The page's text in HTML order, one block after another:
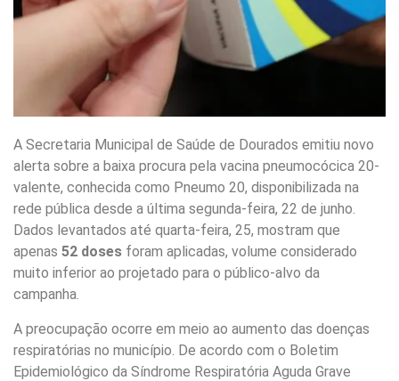
A Secretaria Municipal de Saúde de Dourados emitiu novo
alerta sobre a baixa procura pela vacina pneumocócica 20-
valente, conhecida como Pneumo 20, disponibilizada na
rede pública desde a última segunda-feira, 22 de junho.
Dados levantados até quarta-feira, 25, mostram que
apenas 52 doses foram aplicadas, volume considerado
muito inferior ao projetado para o público-alvo da
campanha.
A preocupação ocorre em meio ao aumento das doenças
respiratórias no município. De acordo com o Boletim
Epidemiológico da Síndrome Respiratória Aguda Grave